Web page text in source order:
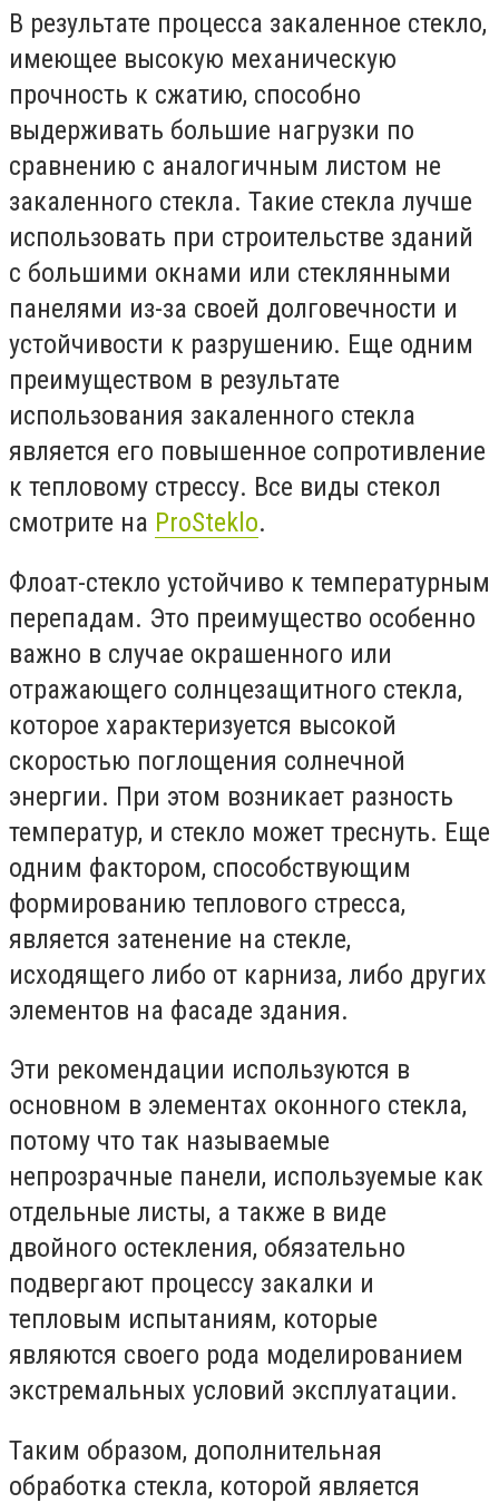
В результате процесса закаленное стекло,
имеющее высокую механическую
прочность к сжатию, способно
выдерживать большие нагрузки по
сравнению с аналогичным листом не
закаленного стекла. Такие стекла лучше
использовать при строительстве зданий
с большими окнами или стеклянными
панелями из-за своей долговечности и
устойчивости к разрушению. Еще одним
преимуществом в результате
использования закаленного стекла
является его повышенное сопротивление
к тепловому стрессу. Все виды стекол
смотрите на ProSteklo.
Флоат-стекло устойчиво к температурным
перепадам. Это преимущество особенно
важно в случае окрашенного или
отражающего солнцезащитного стекла,
которое характеризуется высокой
скоростью поглощения солнечной
энергии. При этом возникает разность
температур, и стекло может треснуть. Еще
одним фактором, способствующим
формированию теплового стресса,
является затенение на стекле,
исходящего либо от карниза, либо других
элементов на фасаде здания.
Эти рекомендации используются в
основном в элементах оконного стекла,
потому что так называемые
непрозрачные панели, используемые как
отдельные листы, а также в виде
двойного остекления, обязательно
подвергают процессу закалки и
тепловым испытаниям, которые
являются своего рода моделированием
экстремальных условий эксплуатации.
Таким образом, дополнительная
обработка стекла, которой является